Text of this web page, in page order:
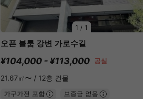
1 / 1
오픈 블룸 강변 가로수길
¥104,000 - ¥113,000 공실
21.67㎡〜 / 12층 건물
가구가전 포함 보증금 없음